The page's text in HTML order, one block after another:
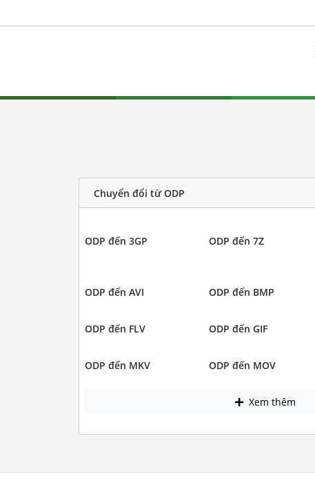
Chuyển đổi từ ODP
ODP đến 3GP ODP đến 7Z
ODP đến AVI ODP đến BMP
ODP đến FLV ODP đến GIF
ODP đến MKV ODP đến MOV
Xem thêm